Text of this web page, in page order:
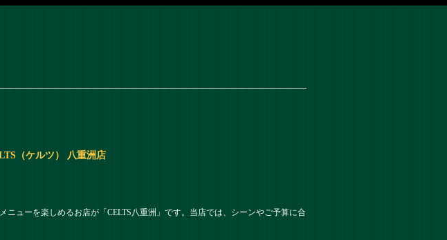
（ケルツ） 八重洲店
ューを楽しめるお店が「CELTS八重洲」です。当店では、シーンやご予算に合